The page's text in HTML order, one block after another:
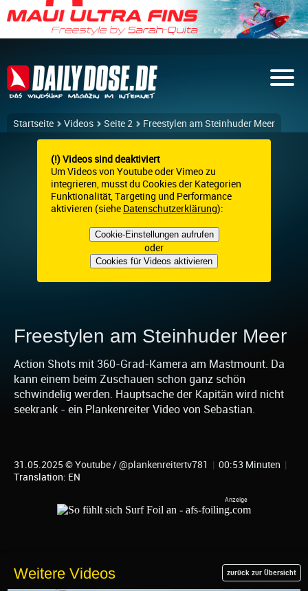
Startseite Videos Seite 2 Freestylen am Steinhuder Meer
(!) Videos sind deaktiviert
Um Videos von Youtube oder Vimeo zu
integrieren, musst du Cookies der Kategorien
Funktionalität, Targeting und Performance
aktivieren (siehe Datenschutzerklärung):
Cookie-Einstellungen aufrufen
oder
Cookies für Videos aktivieren
Freestylen am Steinhuder Meer
Action Shots mit 360-Grad-Kamera am Mastmount. Da
kann einem beim Zuschauen schon ganz schön
schwindelig werden. Hauptsache der Kapitän wird nicht
seekrank - ein Plankenreiter Video von Sebastian.
31.05.2025 © Youtube / @plankenreitertv781 | 00:53 Minuten |
Translation: EN
Weitere Videos zurück zur Übersicht